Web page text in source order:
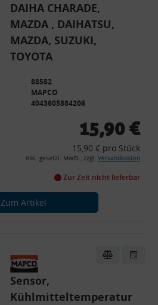
DAIHA CHARADE,
MAZDA , DAIHATSU,
MAZDA, SUZUKI,
TOYOTA
88582
MAPCO
4043605884206
15,90 €
15,90 € pro Stück
inkl. gesetzl. MwSt., zzgl. Versandkosten
Zur Zeit nicht lieferbar
Zum Artikel
Sensor,
Kühlmitteltemperatur